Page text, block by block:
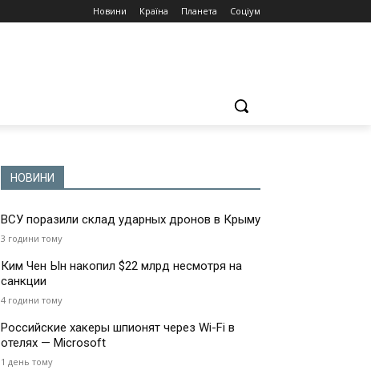
Новини Країна Планета Соціум
НОВИНИ
ВСУ поразили склад ударных дронов в Крыму
3 години тому
Ким Чен Ын накопил $22 млрд несмотря на
санкции
4 години тому
Российские хакеры шпионят через Wi-Fi в
отелях — Microsoft
1 день тому